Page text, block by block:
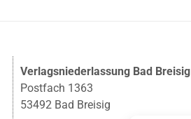
Verlagsniederlassung Bad Breisig
Postfach 1363
53492 Bad Breisig